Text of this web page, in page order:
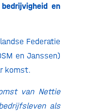
en
Federatie
en Janssen)
komst.
van Nettie
als